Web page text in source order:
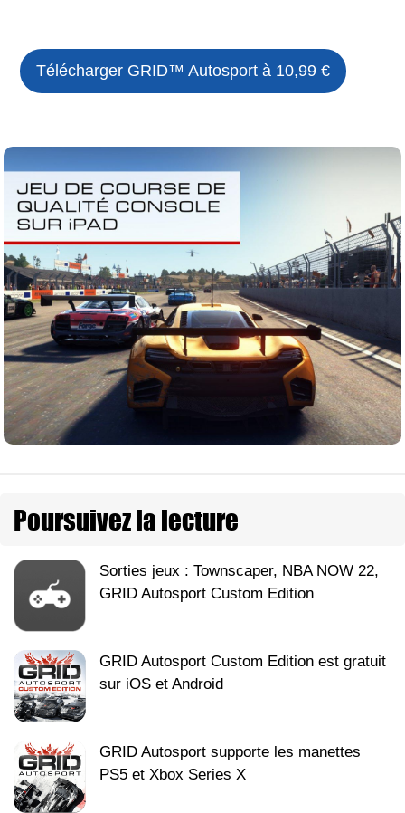
Télécharger GRID™ Autosport à 10,99 €
Poursuivez la lecture
Sorties jeux : Townscaper, NBA NOW 22,
GRID Autosport Custom Edition
GRID Autosport Custom Edition est gratuit
sur iOS et Android
GRID Autosport supporte les manettes
PS5 et Xbox Series X